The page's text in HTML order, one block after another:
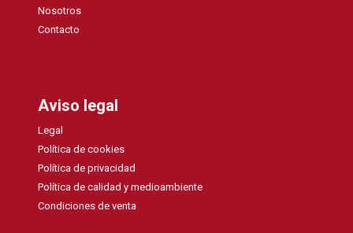
Nosotros
Contacto
Aviso legal
Legal
Política de cookies
Política de privacidad
Política de calidad y medioambiente
Condiciones de venta